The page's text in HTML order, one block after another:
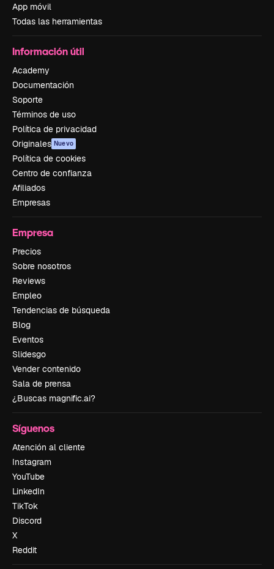
App móvil
Todas las herramientas
Información útil
Academy
Documentación
Soporte
Términos de uso
Política de privacidad
Originales Nuevo
Política de cookies
Centro de confianza
Afiliados
Empresas
Empresa
Precios
Sobre nosotros
Reviews
Empleo
Tendencias de búsqueda
Blog
Eventos
Slidesgo
Vender contenido
Sala de prensa
¿Buscas magnific.ai?
Síguenos
Atención al cliente
Instagram
YouTube
LinkedIn
TikTok
Discord
X
Reddit